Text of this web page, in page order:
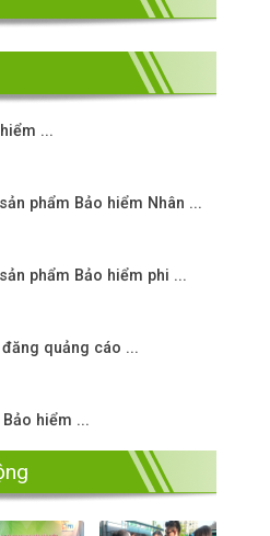
...
phẩm Bảo hiểm Nhân ...
phẩm Bảo hiểm phi ...
quảng cáo ...
hiểm ...